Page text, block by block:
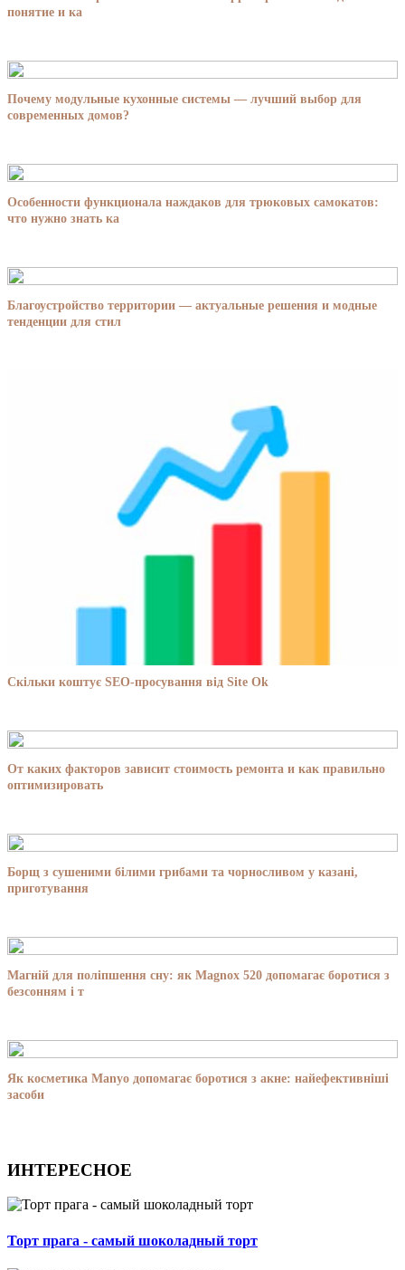
понятие и ка
Почему модульные кухонные системы — лучший выбор для
современных домов?
Особенности функционала наждаков для трюковых самокатов:
что нужно знать ка
Благоустройство территории — актуальные решения и модные
тенденции для стил
Скільки коштує SEO-просування від Site Ok
От каких факторов зависит стоимость ремонта и как правильно
оптимизировать
Борщ з сушеними білими грибами та чорносливом у казані,
приготування
Магній для поліпшення сну: як Magnox 520 допомагає боротися з
безсонням і т
Як косметика Manyo допомагає боротися з акне: найефективніші
засоби
ИНТЕРЕСНОЕ
Торт прага - самый шоколадный торт